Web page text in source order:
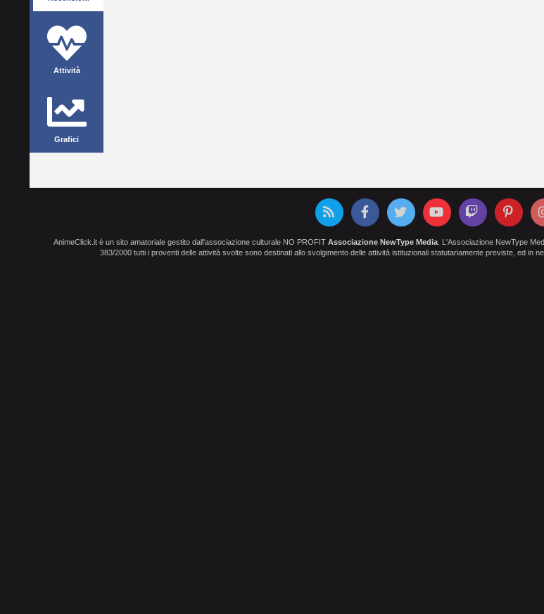
Attività
Grafici
AnimeClick.it è un sito amatoriale gestito dall'associazione culturale NO PROFIT Associazione NewType Media. L'Associazione NewType
383/2000 tutti i proventi delle attività svolte sono destinati allo svolgimento delle attività istituzionali statutariamente previste, ed in